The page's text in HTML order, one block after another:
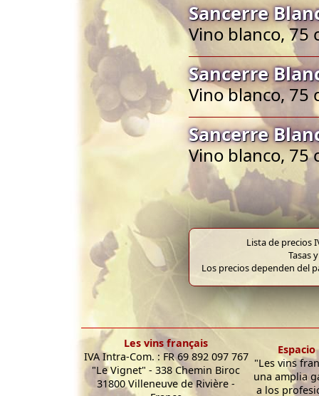
Sancerre
Vino blanco, 75
Sancerre
Vino blanco, 75
Sancerre
Vino blanco, 75
Lista de precios
Tasas
Los precios dependen del
Les vins français
IVA Intra-Com. : FR 69 892 097 767
"Le Vignet" - 338 Chemin Biroc
31800 Villeneuve de Rivière -
"Les vins
una amplia
a los